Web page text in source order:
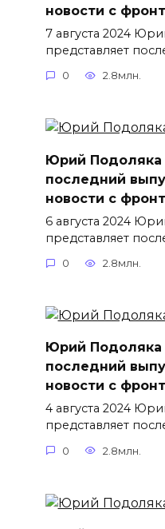
новости с
7 августа 2024
представляет
0 2.8млн.
Юрий Подоляка
последний
новости с
6 августа 2024
представляет
0 2.8млн.
Юрий Подоляка
последний
новости с
4 августа 2024
представляет
0 2.8млн.